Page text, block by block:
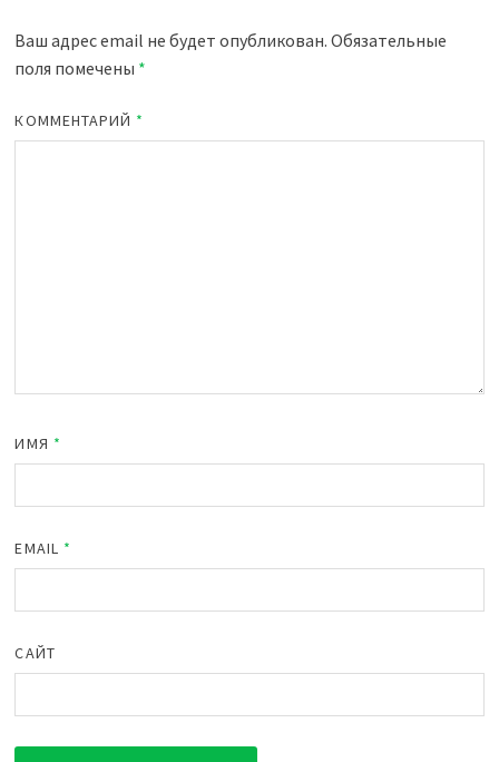
Ваш адрес email не будет опубликован. Обязательные
поля помечены *
КОММЕНТАРИЙ *
ИМЯ *
EMAIL *
САЙТ